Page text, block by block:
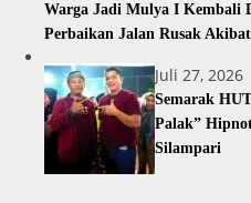
Warga Jadi Mulya I Kembali
Perbaikan Jalan Rusak
Juli 27, 2026
Semarak
Palak”
Silampari